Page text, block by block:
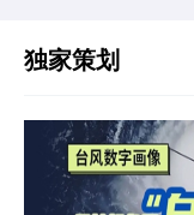
独家策划